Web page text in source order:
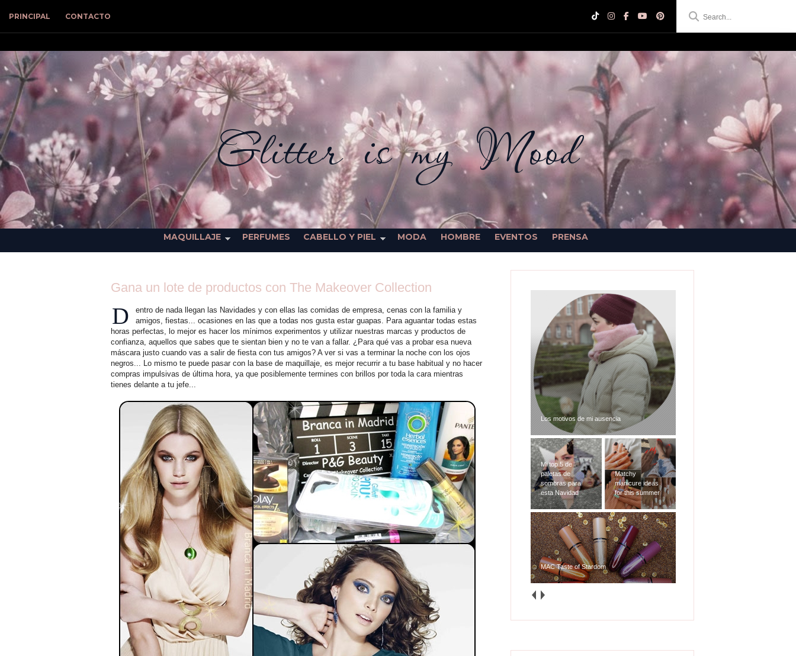
PRINCIPAL CONTACTO
Glitter is my Mood
MAQUILLAJE PERFUMES CABELLO Y PIEL MODA HOMBRE EVENTOS
PRENSA
Gana un lote de productos con The Makeover Collection
D
entro de nada llegan las Navidades y con ellas las comidas de empresa, cenas con la familia y
amigos, fiestas... ocasiones en las que a todas nos gusta estar guapas. Para aguantar todas estas
horas perfectas, lo mejor es hacer los mínimos experimentos y utilizar nuestras marcas y productos de
confianza, aquellos que sabes que te sientan bien y no te van a fallar. ¿Para qué vas a probar esa nueva
máscara justo cuando vas a salir de fiesta con tus amigos? A ver si vas a terminar la noche con los ojos
negros... Lo mismo te puede pasar con la base de maquillaje, es mejor recurrir a tu base habitual y no hacer
compras impulsivas de última hora, ya que posiblemente termines con brillos por toda la cara mientras
tienes delante a tu jefe...
Los motivos de mi ausencia
Mi top 5 de
paletas de
sombras para
esta Navidad
Matchy
manicure ideas
for this summer
MAC Taste of Stardom